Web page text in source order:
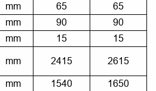
mm 65
65
mm 90
90
mm 15
15
mm 2415 2615
mm 1540 1650